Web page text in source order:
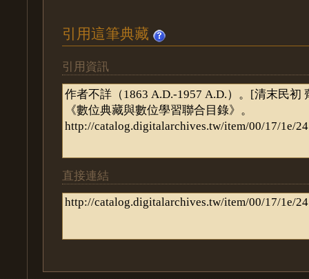
引用這筆典藏
引用資訊
直接連結